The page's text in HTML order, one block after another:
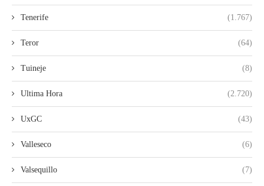
Tenerife (1.767)
Teror (64)
Tuineje (8)
Ultima Hora (2.720)
UxGC (43)
Valleseco (6)
Valsequillo (7)